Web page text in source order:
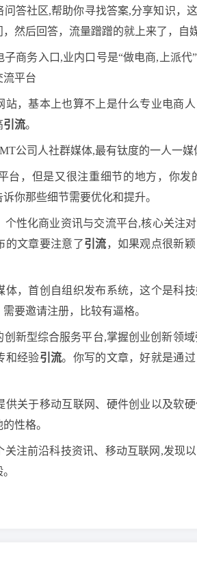
答社区,帮助你寻找答案,分享知识，
然后回答，流量蹭蹭的就上来了，自
商务入口,业内口号是“做电商,上派代”
流平台
站，基本上也算不上是什么专业电商
引流。
公司人社群媒体,最有钛度的一人一媒
台，但是又很注重细节的地方，你
你那些细节需要优化和提升。
个性化商业资讯与交流平台,核心关注
的文章要注意了引流，如果观点很新
体，首创自组织发布系统，这个是科
需要邀请注册，比较有逼格。
创新型综合服务平台,掌握创业创新领
和经验引流。你写的文章，好就是通
供关于移动互联网、硬件创业以及软
性格。
关注前沿科技资讯、移动互联网,发现